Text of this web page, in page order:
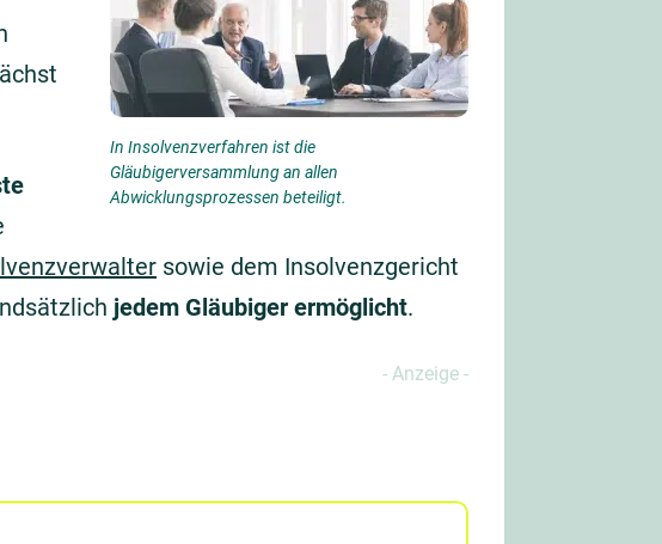
In Insolvenzverfahren ist die
Gläubigerversammlung an allen
Abwicklungsprozessen beteiligt.
sowie dem Insolvenzgericht
jedem Gläubiger ermöglicht.